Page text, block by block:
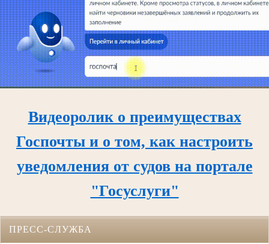
Видеоролик о преимуществах
Госпочты и о том, как настроить
уведомления от судов на портале
"Госуслуги"
ПРЕСС-СЛУЖБА